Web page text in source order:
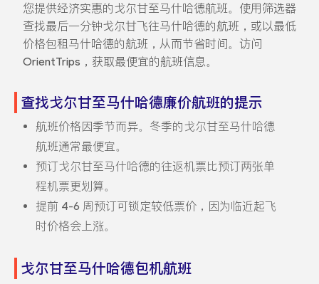
您提供经济实惠的戈尔甘至马什哈德航班。使用筛选器
查找最后一分钟戈尔甘飞往马什哈德的航班，或以最低
价格包租马什哈德的航班，从而节省时间。访问
OrientTrips，获取最便宜的航班信息。
查找戈尔甘至马什哈德廉价航班的提示
航班价格因季节而异。冬季的戈尔甘至马什哈德
航班通常最便宜。
预订戈尔甘至马什哈德的往返机票比预订两张单
程机票更划算。
提前 4-6 周预订可锁定较低票价，因为临近起飞
时价格会上涨。
戈尔甘至马什哈德包机航班